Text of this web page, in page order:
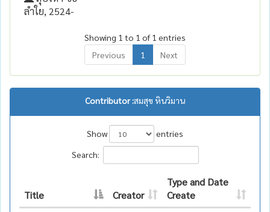
ลำใย, 2524-
Showing 1 to 1 of 1 entries
Previous
1 Next
Contributor :สมสุข หินวิมาน
Show
entries
Search:
Title Creator
Type and Date
Create